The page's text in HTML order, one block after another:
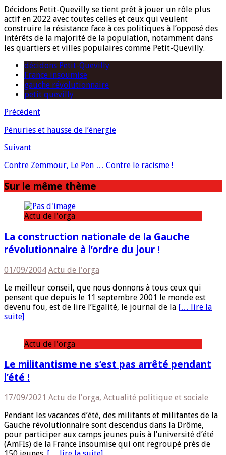
Décidons Petit-Quevilly se tient prêt à jouer un rôle plus
actif en 2022 avec toutes celles et ceux qui veulent
construire la résistance face à ces politiques à l’opposé des
intérêts de la majorité de la population, notamment dans
les quartiers et villes populaires comme Petit-Quevilly.
décidons Petit-Quevilly
France insoumise
gauche révolutionnaire
petit quevilly
Précédent
Pénuries et hausse de l’énergie
Suivant
Contre Zemmour, Le Pen … Contre le racisme !
Sur le même thème
Actu de l'orga
La construction nationale de la Gauche
révolutionnaire à l’ordre du jour !
01/09/2004 Actu de l'orga
Le meilleur conseil, que nous donnons à tous ceux qui
pensent que depuis le 11 septembre 2001 le monde est
devenu fou, est de lire l’Egalité, le journal de la [… lire la
suite]
Actu de l'orga
Le militantisme ne s’est pas arrêté pendant
l’été !
17/09/2021 Actu de l'orga, Actualité politique et sociale
Pendant les vacances d’été, des militants et militantes de la
Gauche révolutionnaire sont descendus dans la Drôme,
pour participer aux camps jeunes puis à l’université d’été
(AmFIs) de la France Insoumise qui ont regroupé près de